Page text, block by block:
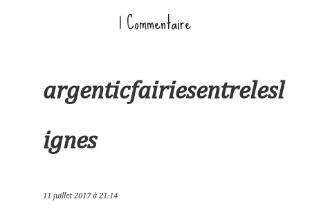
1 Commentaire
argenticfairiesentrelesl
ignes
11 juillet 2017 à 21:14